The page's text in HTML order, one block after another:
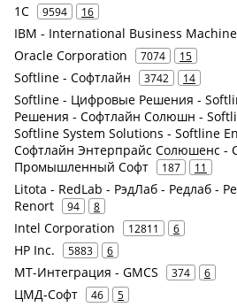
1С 9594 16
IBM - International Business
Oracle Corporation 7074 15
Softline - Софтлайн 3742 14
Softline - Цифровые Решения -
Решения - Софтлайн Солюшн -
Softline System Solutions - Softline
Софтлайн Энтерпрайс Солюшенс -
Промышленный Софт
187 11
Litota - RedLab - РэдЛаб - Редлаб -
Renort
94 8
Intel Corporation 12811 6
HP Inc. 5883 6
МТ-Интеграция - GMCS 374 6
ЦМД-Софт 46 5